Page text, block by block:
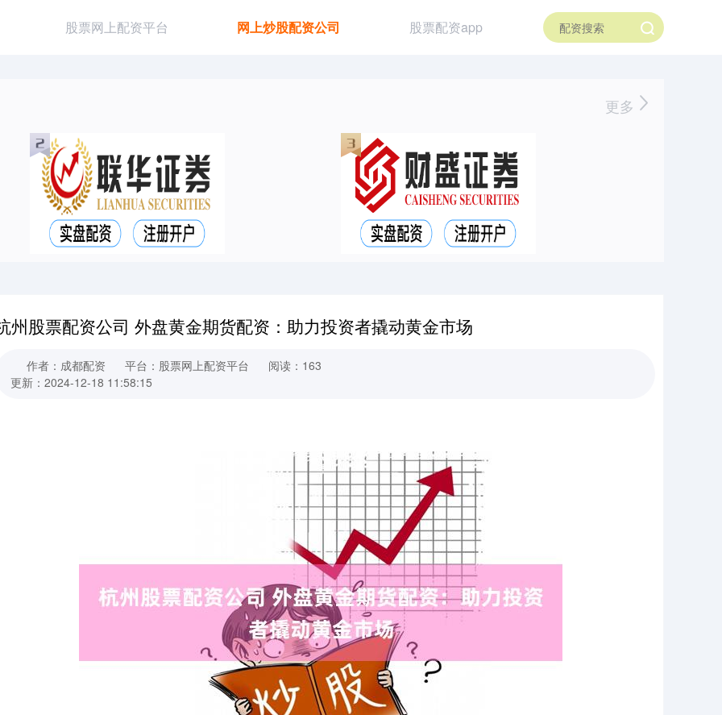
股票网上配资平台 网上炒股配资公司 股票配资app
更多
州股票配资公司 外盘黄金期货配资：助力投资者撬动黄金市场
作者：成都配资 平台：股票网上配资平台
阅读：163
更新：2024-12-18 11:58:15